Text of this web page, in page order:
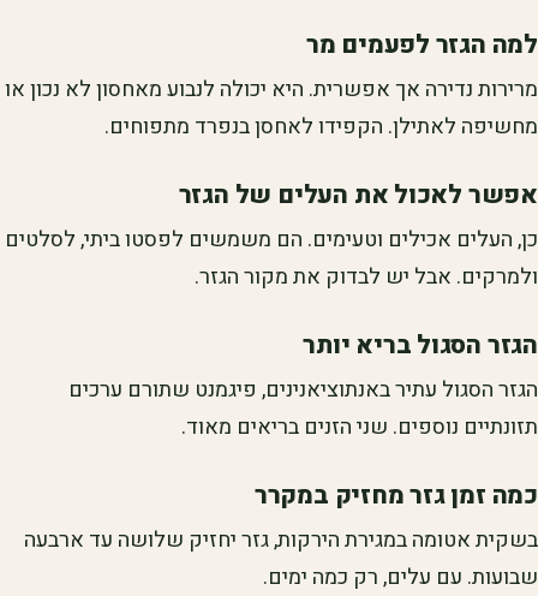
למה הגזר לפעמים מר
מרירות נדירה אך אפשרית. היא יכולה לנבוע מאחסון לא נכון או
מחשיפה לאתילן. הקפידו לאחסן בנפרד מתפוחים.
אפשר לאכול את העלים של הגזר
כן, העלים אכילים וטעימים. הם משמשים לפסטו ביתי, לסלטים
ולמרקים. אבל יש לבדוק את מקור הגזר.
הגזר הסגול בריא יותר
הגזר הסגול עתיר באנתוציאנינים, פיגמנט שתורם ערכים
תזונתיים נוספים. שני הזנים בריאים מאוד.
כמה זמן גזר מחזיק במקרר
בשקית אטומה במגירת הירקות, גזר יחזיק שלושה עד ארבעה
שבועות. עם עלים, רק כמה ימים.